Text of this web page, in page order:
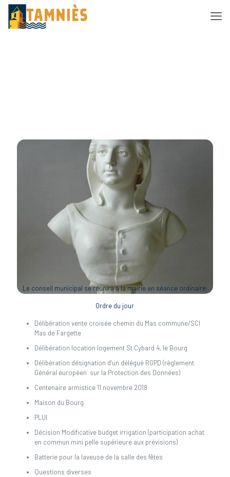
Le conseil municipal se réunira à la mairie en séance ordinaire.
Ordre du jour
Délibération vente croisée chemin du Mas commune/SCI
Mas de Fargette
Délibération location logement St Cybard 4, le Bourg
Délibération désignation d’un délégué RGPD (règlement
Général européen sur la Protection des Données)
Centenaire armistice 11 novembre 2018
Maison du Bourg
PLUI
Décision Modificative budget irrigation (participation achat
en commun mini pelle supérieure aux prévisions)
Batterie pour la laveuse de la salle des fêtes
Questions diverses